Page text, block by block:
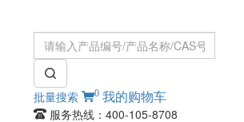
批量搜索 0我的购物车
服务热线：400-105-8708